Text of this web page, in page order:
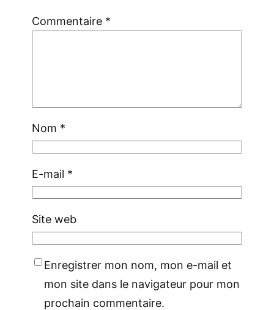
Commentaire *
Nom *
E-mail *
Site web
Enregistrer mon nom, mon e-mail et
mon site dans le navigateur pour mon
prochain commentaire.